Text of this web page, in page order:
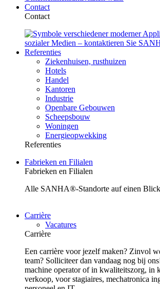
Contact
Contact
Referenties
Ziekenhuisen, rusthuizen
Hotels
Handel
Kantoren
Industrie
Openbare Gebouwen
Scheepsbouw
Woningen
Energieopwekking
Referenties
Fabrieken en Filialen
Fabrieken en Filialen
Alle SANHA®-Standorte auf einen Blick
Carrière
Vacatures
Carrière
Een carrière voor jezelf maken? Zinvol
team? Solliciteer dan vandaag nog bij
machine operator of in kwaliteitszorg, in
verkoop, voor stagiaires, mechatronica